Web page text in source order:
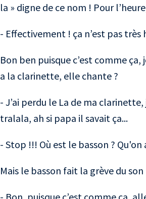
la » digne de ce nom ! Pour
- Effectivement ! ça n’est pas très
Bon ben puisque c’est comme
a la clarinette, elle chante ?
- J’ai perdu le La de ma
tralala, ah si papa il savait ça...
- Stop !!! Où est le basson ?
Mais le basson fait la grève du son